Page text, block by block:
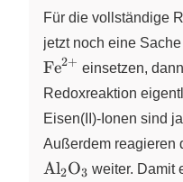
Al} & + &
\ce{3 Fe^2+}
&
\longrightarrow
& \ce{2
Al^3+} & + &
\ce{3 Fe}
\end{array}
Für die vollständige
jetzt noch eine
FeX
2+ einsetzen,
Redoxreaktion
Eisen(II)‑Ionen sind
Außerdem reagieren
AlX
2OX
3 weiter. Damit